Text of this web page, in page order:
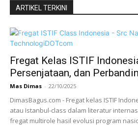
ARTIKEL TERKINI
Fregat Kelas ISTIF
Persenjataan, dan
Mas Dimas - 22/10/2025
DimasBagus.com - Fregat kelas ISTIF
atau Istanbul-class dalam literatur
fregat multirole hasil evolusi program